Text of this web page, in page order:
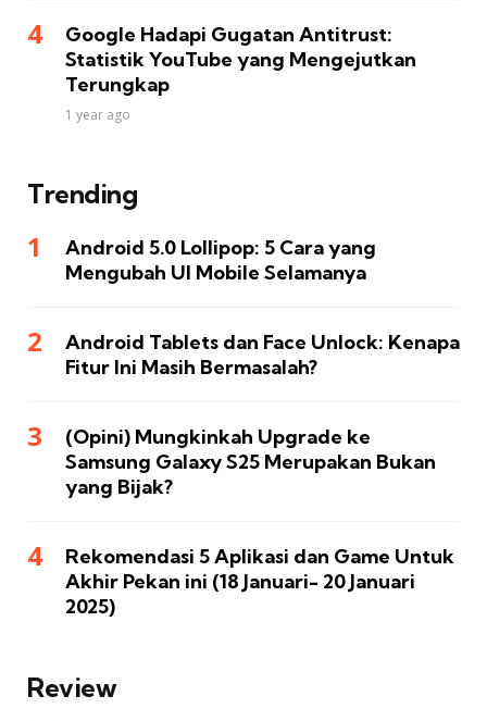
Google Hadapi Gugatan Antitrust:
Statistik YouTube yang Mengejutkan
Terungkap
1 year ago
Trending
Android 5.0 Lollipop: 5 Cara yang
Mengubah UI Mobile Selamanya
Android Tablets dan Face Unlock: Kenapa
Fitur Ini Masih Bermasalah?
(Opini) Mungkinkah Upgrade ke
Samsung Galaxy S25 Merupakan Bukan
yang Bijak?
Rekomendasi 5 Aplikasi dan Game Untuk
Akhir Pekan ini (18 Januari- 20 Januari
2025)
Review